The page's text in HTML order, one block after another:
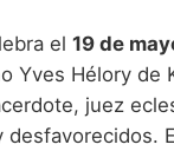
el 19 de
Yves Hélory de
juez